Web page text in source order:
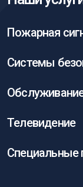
Пожарная
Системы
Телевидение
Специальные